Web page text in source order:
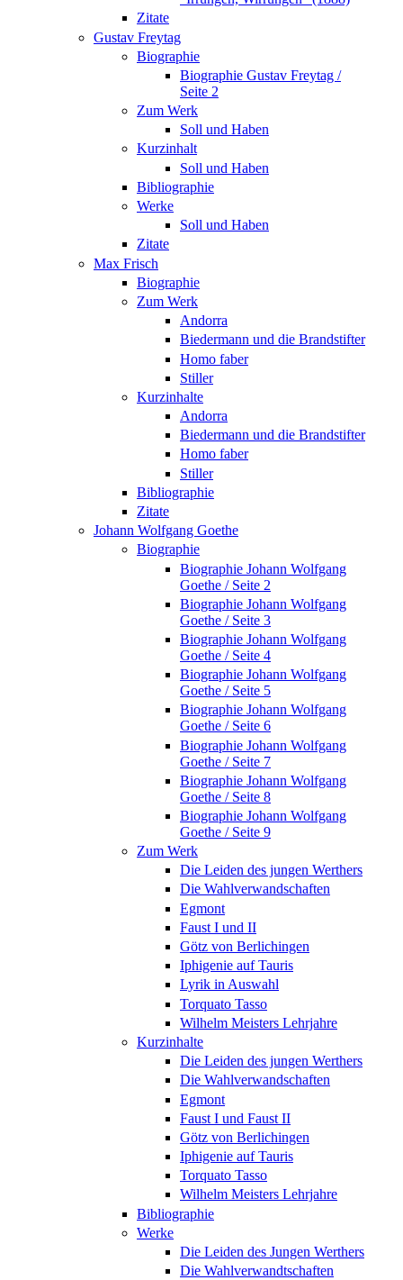
Zitate
Gustav Freytag
Biographie
Biographie Gustav Freytag /
Seite 2
Zum Werk
Soll und Haben
Kurzinhalt
Soll und Haben
Bibliographie
Werke
Soll und Haben
Zitate
Max Frisch
Biographie
Zum Werk
Andorra
Biedermann und die Brandstifter
Homo faber
Stiller
Kurzinhalte
Andorra
Biedermann und die Brandstifter
Homo faber
Stiller
Bibliographie
Zitate
Johann Wolfgang Goethe
Biographie
Biographie Johann Wolfgang
Goethe / Seite 2
Biographie Johann Wolfgang
Goethe / Seite 3
Biographie Johann Wolfgang
Goethe / Seite 4
Biographie Johann Wolfgang
Goethe / Seite 5
Biographie Johann Wolfgang
Goethe / Seite 6
Biographie Johann Wolfgang
Goethe / Seite 7
Biographie Johann Wolfgang
Goethe / Seite 8
Biographie Johann Wolfgang
Goethe / Seite 9
Zum Werk
Die Leiden des jungen Werthers
Die Wahlverwandschaften
Egmont
Faust I und II
Götz von Berlichingen
Iphigenie auf Tauris
Lyrik in Auswahl
Torquato Tasso
Wilhelm Meisters Lehrjahre
Kurzinhalte
Die Leiden des jungen Werthers
Die Wahlverwandschaften
Egmont
Faust I und Faust II
Götz von Berlichingen
Iphigenie auf Tauris
Torquato Tasso
Wilhelm Meisters Lehrjahre
Bibliographie
Werke
Die Leiden des Jungen Werthers
Die Wahlverwandtschaften